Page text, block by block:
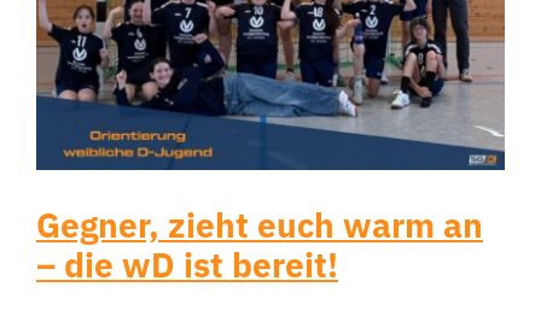
Gegner, zieht euch warm an
– die wD ist bereit!